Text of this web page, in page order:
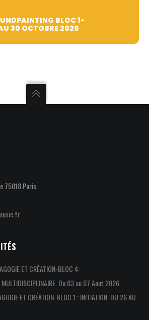
BLOC 1-
30 OCTOBRE 2026
75018 Paris
ET CRÉATION-BLOC 4:
MULTIDISCIPLINAIRE. Du 03 au 07 Aout 2026
ET CRÉATION-BLOC 1 : INITIATION. DU 26 AU